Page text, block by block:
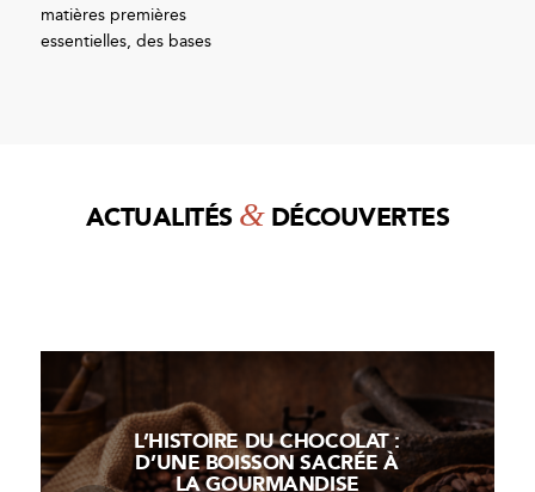
matières premières
essentielles, des bases
ACTUALITÉS &DÉCOUVERTES
L’HISTOIRE DU CHOCOLAT :
D’UNE BOISSON SACRÉE À
LA GOURMANDISE